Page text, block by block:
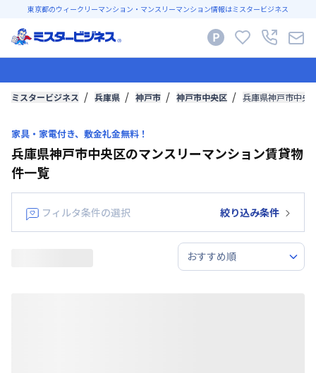
東京都のウィークリーマンション・マンスリーマンション情報はミスタービジネス
ミスタービジネス 兵庫県 神戸市 神戸市中央区 兵庫県神戸市中央
家具・家電付き、敷金礼金無料！
兵庫県神戸市中央区のマンスリーマンション賃貸物
件一覧
フィルタ条件の選択 絞り込み条件